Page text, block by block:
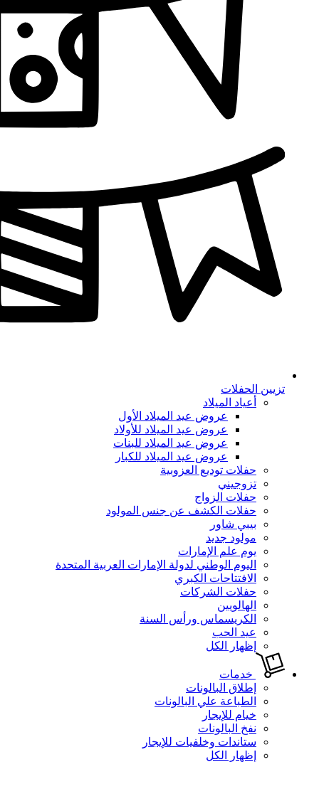
تزيين الحفلات
أعياد الميلاد
عروض عيد الميلاد الأول
عروض عيد الميلاد للأولاد
عروض عيد الميلاد للبنات
عروض عيد الميلاد للكبار
حفلات توديع العزوبية
تزوجيني
حفلات الزواج
حفلات الكشف عن جنس المولود
بيبي شاور
مولود جديد
يوم علم الإمارات
اليوم الوطني لدولة الإمارات العربية المتحدة
الافتتاحات الكبري
حفلات الشركات
الهالويين
الكريسماس ورأس السنة
عيد الحب
إظهار الكل
خدمات
إطلاق البالونات
الطباعة علي البالونات
خيام للإيجار
نفخ البالونات
ستاندات وخلفيات للإيجار
إظهار الكل